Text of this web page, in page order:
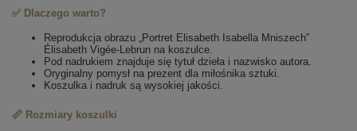
✅ Dlaczego warto?
Reprodukcja obrazu „Portret Elisabeth Isabella Mniszech”
Élisabeth Vigée-Lebrun na koszulce.
Pod nadrukiem znajduje się tytuł dzieła i nazwisko autora.
Oryginalny pomysł na prezent dla miłośnika sztuki.
Koszulka i nadruk są wysokiej jakości.
📏 Rozmiary koszulki